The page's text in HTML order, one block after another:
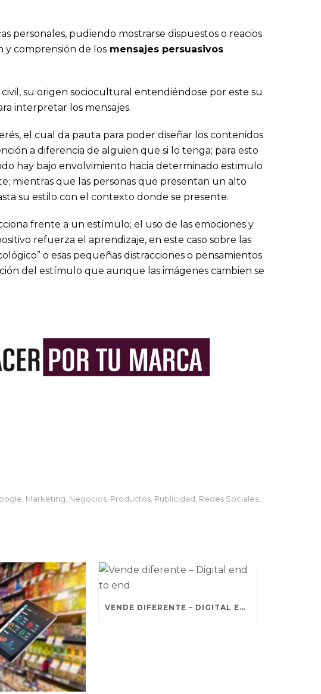
personales, pudiendo mostrarse dispuestos o reacios
y comprensión de los mensajes persuasivos
su origen sociocultural entendiéndose por este su
interpretar los mensajes.
el cual da pauta para poder diseñar los contenidos
a diferencia de alguien que si lo tenga; para esto
hay bajo envolvimiento hacia determinado estimulo
mientras que las personas que presentan un alto
su estilo con el contexto donde se presente.
frente a un estímulo; el uso de las emociones y
refuerza el aprendizaje, en este caso sobre las
o esas pequeñas distracciones o pensamientos
del estímulo que aunque las imágenes cambien se
, Marketing, Negocios, Productos, Publicidad, Redes Sociales,
VENDE DIFERENTE – DIGITAL END TO END